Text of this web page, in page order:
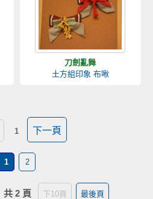
刀劍亂舞
土方組印象 布啾
1 下一頁
1 2
共 2 頁 下10頁 最後頁